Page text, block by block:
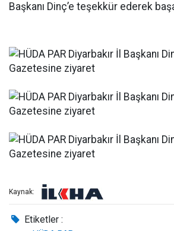
Başkanı Dinç’e teşekkür ederek
Kaynak:
Etiketler :